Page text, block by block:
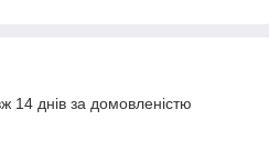
14 днів за домовленістю